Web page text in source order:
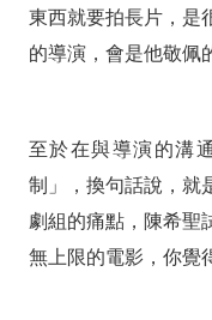
東西就要拍長片，是
的導演，會是他敬佩
至於在與導演的溝
制」，換句話說，就
劇組的痛點，陳希聖
無上限的電影，你覺